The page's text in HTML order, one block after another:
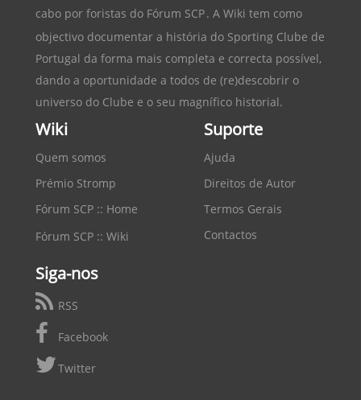
cabo por foristas do Fórum SCP. A Wiki tem como
objectivo documentar a história do Sporting Clube de
Portugal da forma mais completa e correcta possível,
dando a oportunidade a todos de (re)descobrir o
universo do Clube e o seu magnífico historial.
Wiki
Quem somos
Prémio Stromp
Fórum SCP :: Home
Fórum SCP :: Wiki
Suporte
Ajuda
Direitos de Autor
Termos Gerais
Contactos
Siga-nos
RSS
Facebook
Twitter